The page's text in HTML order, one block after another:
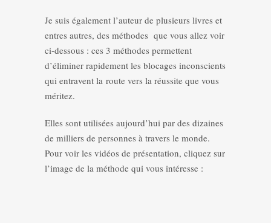
Je suis également l’auteur de plusieurs livres et
entres autres, des méthodes que vous allez voir
ci-dessous : ces 3 méthodes permettent
d’éliminer rapidement les blocages inconscients
qui entravent la route vers la réussite que vous
méritez.
Elles sont utilisées aujourd’hui par des dizaines
de milliers de personnes à travers le monde.
Pour voir les vidéos de présentation, cliquez sur
l’image de la méthode qui vous intéresse :